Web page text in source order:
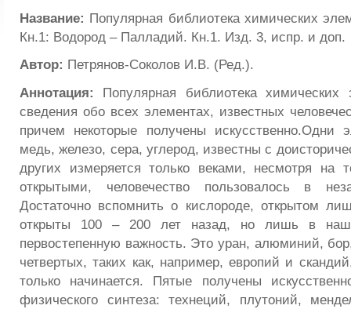
Название: Популярная библиотека химических
Кн.1: Водород – Палладий. Кн.1. Изд. 3, испр. и доп.
Автор: Петрянов-Соколов И.В. (Ред.).
Аннотация: Популярная библиотека химических
сведения обо всех элементах, известных
причем некоторые получены искусственно.Одни
медь, железо, сера, углерод, известны с
других измеряется только веками, несмотря
открытыми, человечество пользовалось в
Достаточно вспомнить о кислороде, открытом
открыты 100 – 200 лет назад, но лишь в
первостепенную важность. Это уран, алюминий,
четвертых, таких как, например, европий и
только начинается. Пятые получены
физического синтеза: технеций, плутоний,